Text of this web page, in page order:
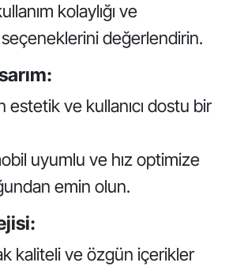
kolaylığı ve
değerlendirin.
estetik ve kullanıcı dostu bir
uyumlu ve hız optimize
emin olun.
kaliteli ve özgün içerikler